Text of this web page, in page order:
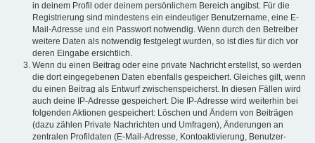
in deinem Profil oder deinem persönlichem Bereich angibst. Für die
Registrierung sind mindestens ein eindeutiger Benutzername, eine E-
Mail-Adresse und ein Passwort notwendig. Wenn durch den Betreiber
weitere Daten als notwendig festgelegt wurden, so ist dies für dich vor
deren Eingabe ersichtlich.
Wenn du einen Beitrag oder eine private Nachricht erstellst, so werden
die dort eingegebenen Daten ebenfalls gespeichert. Gleiches gilt, wenn
du einen Beitrag als Entwurf zwischenspeicherst. In diesen Fällen wird
auch deine IP-Adresse gespeichert. Die IP-Adresse wird weiterhin bei
folgenden Aktionen gespeichert: Löschen und Ändern von Beiträgen
(dazu zählen Private Nachrichten und Umfragen), Änderungen an
zentralen Profildaten (E-Mail-Adresse, Kontoaktivierung, Benutzer-